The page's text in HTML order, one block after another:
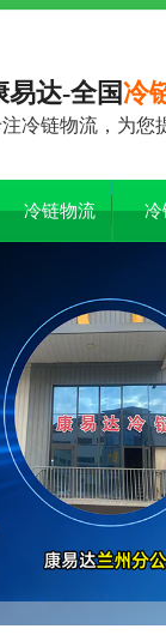
易达-全国冷
冷链物流，为您
冷链物流 冷